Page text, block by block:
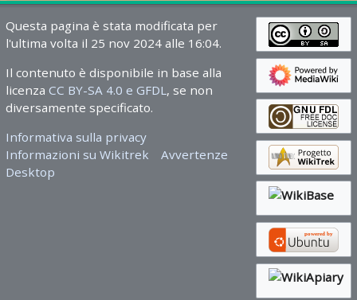
Questa pagina è stata modificata per
l'ultima volta il 25 nov 2024 alle 16:04.
Il contenuto è disponibile in base alla
licenza CC BY-SA 4.0 e GFDL, se non
diversamente specificato.
Informativa sulla privacy
Informazioni su Wikitrek
Avvertenze
Desktop